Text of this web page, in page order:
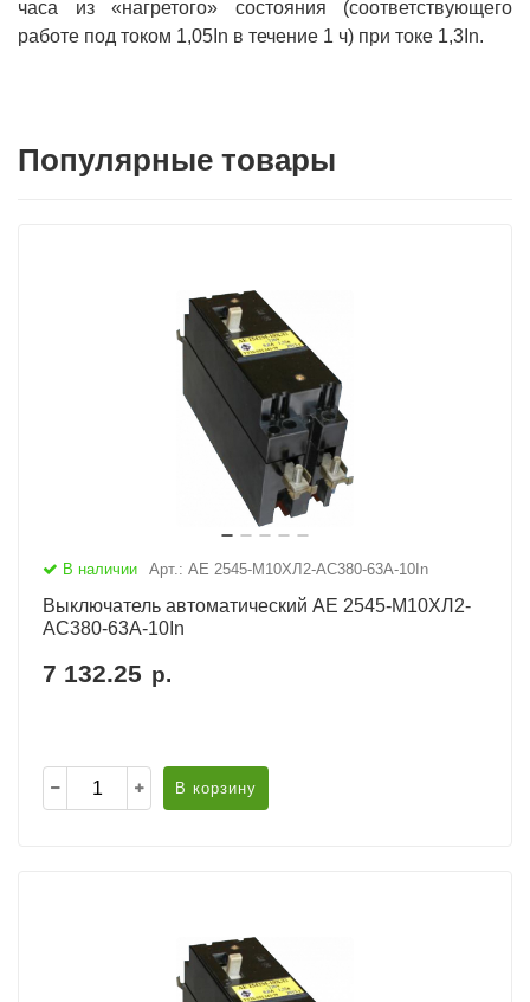
часа из «нагретого» состояния (соответствующего
работе под током 1,05In в течение 1 ч) при токе 1,3In.
Популярные товары
В наличии Арт.: АЕ 2545-М10ХЛ2-AC380-63А-10In
Выключатель автоматический АЕ 2545-М10ХЛ2-
AC380-63А-10In
7 132.25 р.
В корзину